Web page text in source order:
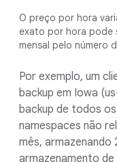
O preço por hora
exato por hora pode
mensal pelo número
Por exemplo, um
backup em Iowa
backup de todos
namespaces não
mês, armazenando
armazenamento